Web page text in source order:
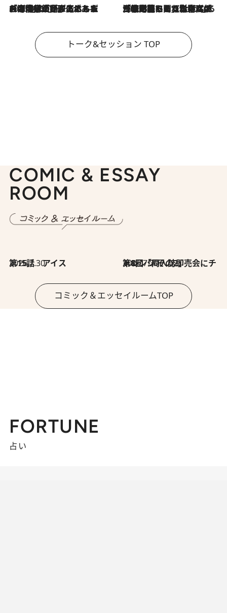
2026.8.3
「今後値上げがあるとすれば…」「リスクがあるのは今年の冬」エネルギー専門家が語る、ホルムズ海峡封鎖が家庭にもたらす“ある心配” 2026.8.3
「住宅建てられない…」「サーチャージ料の高値が続いている」ホルムズ海峡封鎖による影響はいつまで続く？《エネルギー専門家に聞く“どうなる日本の暮らし”》
トーク&セッション TOP
COMIC & ESSAY
ROOM
2026.7.30
第15話 アイス 2026.7.30
第8回「同人誌即売会にチャレンジ その2」
コミック＆エッセイルームTOP
FORTUNE
占い